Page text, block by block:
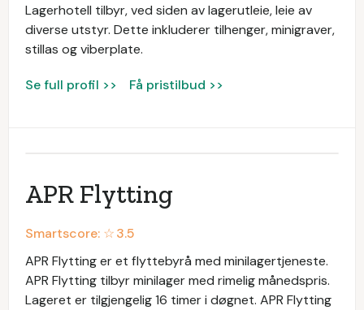
Lagerhotell tilbyr, ved siden av lagerutleie, leie av
diverse utstyr. Dette inkluderer tilhenger, minigraver,
stillas og viberplate.
Se full profil >> Få pristilbud >>
APR Flytting
Smartscore: ☆3.5
APR Flytting er et flyttebyrå med minilagertjeneste.
APR Flytting tilbyr minilager med rimelig månedspris.
Lageret er tilgjengelig 16 timer i døgnet. APR Flytting